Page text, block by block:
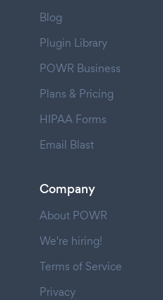
Blog
Plugin Library
POWR Business
Plans & Pricing
HIPAA Forms
Email Blast
Company
About POWR
We're hiring!
Terms of Service
Privacy